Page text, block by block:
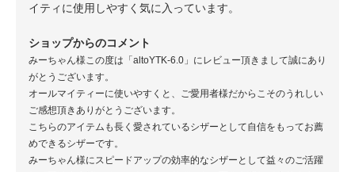
イティに使用しやすく気に入っています。
ショップからのコメント
みーちゃん様この度は「altoYTK-6.0」にレビュー頂きまして誠にあり
がとうございます。
オールマイティーに使いやすくと、ご愛用者様だからこそのうれしい
ご感想頂きありがとうございます。
こちらのアイテムも長く愛されているシザーとして自信をもってお薦
めできるシザーです。
みーちゃん様にスピードアップの効率的なシザーとして益々のご活躍